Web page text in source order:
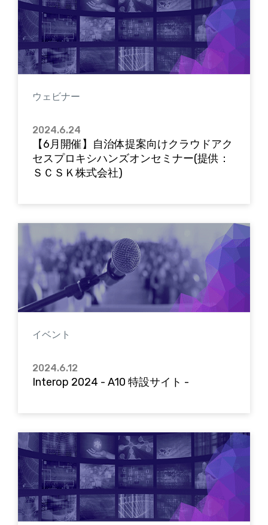
ウェビナー
2024.6.24
【6月開催】自治体提案向けクラウドアク
セスプロキシハンズオンセミナー(提供：
ＳＣＳＫ株式会社)
イベント
2024.6.12
Interop 2024 - A10 特設サイト -